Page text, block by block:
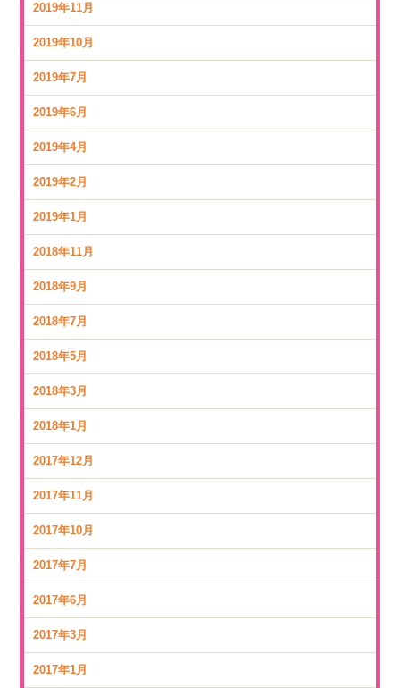
2019年11月
2019年10月
2019年7月
2019年6月
2019年4月
2019年2月
2019年1月
2018年11月
2018年9月
2018年7月
2018年5月
2018年3月
2018年1月
2017年12月
2017年11月
2017年10月
2017年7月
2017年6月
2017年3月
2017年1月